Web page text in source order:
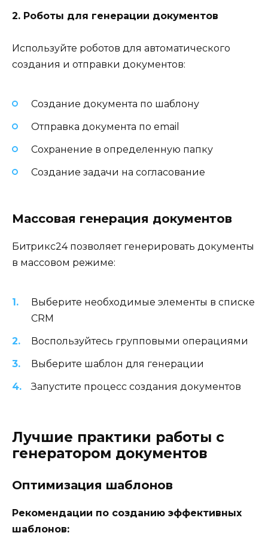
2. Роботы для генерации документов
Используйте роботов для автоматического
создания и отправки документов:
Создание документа по шаблону
Отправка документа по email
Сохранение в определенную папку
Создание задачи на согласование
Массовая генерация документов
Битрикс24 позволяет генерировать документы
в массовом режиме:
Выберите необходимые элементы в списке
CRM
Воспользуйтесь групповыми операциями
Выберите шаблон для генерации
Запустите процесс создания документов
Лучшие практики работы с
генератором документов
Оптимизация шаблонов
Рекомендации по созданию эффективных
шаблонов: